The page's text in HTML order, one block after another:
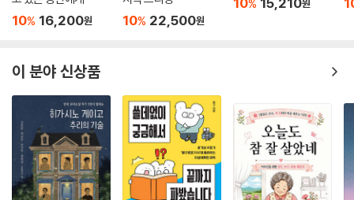
10% 16,200원 10% 22,500원
% 원
이 분야 신상품